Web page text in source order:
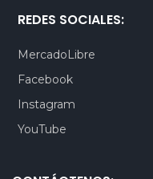
REDES SOCIALES:
MercadoLibre
Facebook
Instagram
YouTube